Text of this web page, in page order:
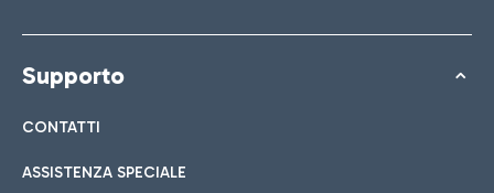
Supporto
CONTATTI
ASSISTENZA SPECIALE